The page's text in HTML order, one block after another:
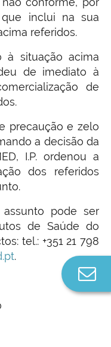
inclui na sua
referidos.
à situação acima
de imediato à
de
precaução e zelo
a decisão da
I.P. ordenou a
dos referidos
pode ser
de Saúde do
tel.: +351 21 798
.